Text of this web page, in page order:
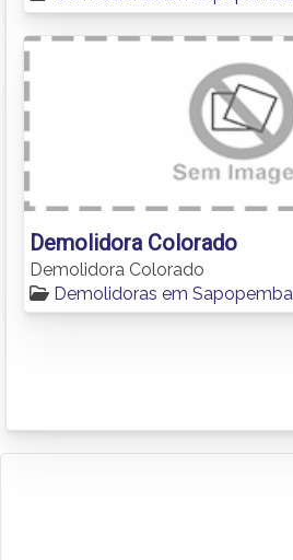
Demolidora Colorado
Demolidora Colorado
Demolidoras em Sapopemba